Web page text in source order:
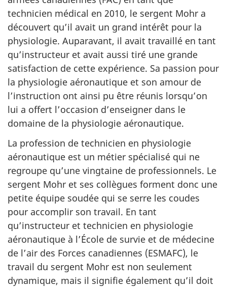
technicien médical en 2010, le sergent Mohr a
découvert qu’il avait un grand intérêt pour la
physiologie. Auparavant, il avait travaillé en tant
qu’instructeur et avait aussi tiré une grande
satisfaction de cette expérience. Sa passion pour
la physiologie aéronautique et son amour de
l’instruction ont ainsi pu être réunis lorsqu’on
lui a offert l’occasion d’enseigner dans le
domaine de la physiologie aéronautique.
La profession de technicien en physiologie
aéronautique est un métier spécialisé qui ne
regroupe qu’une vingtaine de professionnels. Le
sergent Mohr et ses collègues forment donc une
petite équipe soudée qui se serre les coudes
pour accomplir son travail. En tant
qu’instructeur et technicien en physiologie
aéronautique à l’École de survie et de médecine
de l’air des Forces canadiennes (ESMAFC), le
travail du sergent Mohr est non seulement
dynamique, mais il signifie également qu’il doit